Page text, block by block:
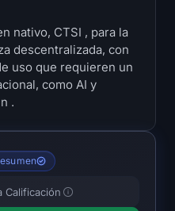
nativo, CTSI , para la
descentralizada, con
uso que requieren un
como AI y
.
Calificación